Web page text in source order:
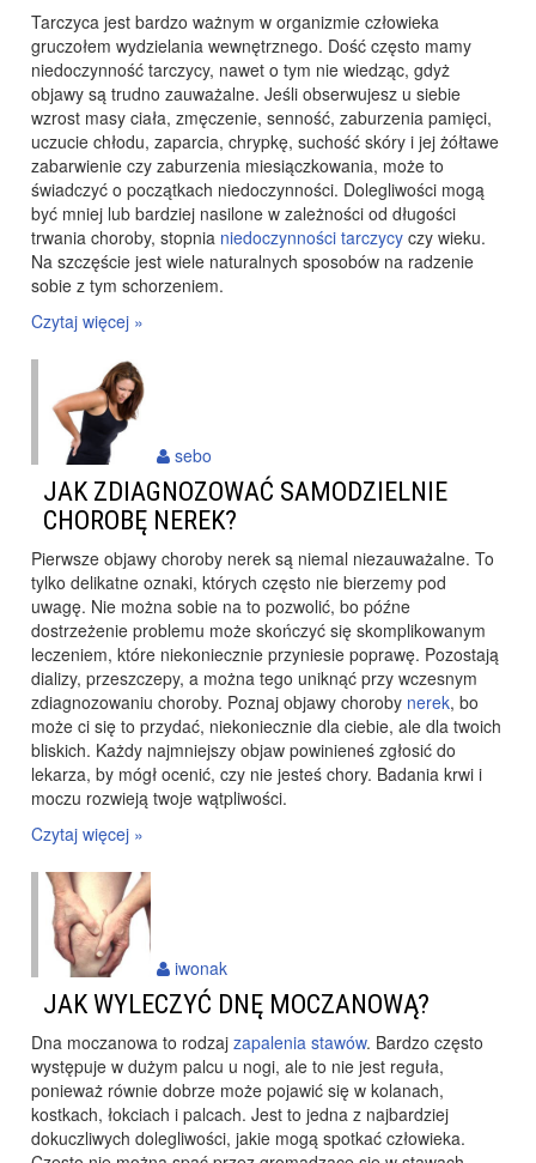
Tarczyca jest bardzo ważnym w organizmie człowieka
gruczołem wydzielania wewnętrznego. Dość często mamy
niedoczynność tarczycy, nawet o tym nie wiedząc, gdyż
objawy są trudno zauważalne. Jeśli obserwujesz u siebie
wzrost masy ciała, zmęczenie, senność, zaburzenia pamięci,
uczucie chłodu, zaparcia, chrypkę, suchość skóry i jej żółtawe
zabarwienie czy zaburzenia miesiączkowania, może to
świadczyć o początkach niedoczynności. Dolegliwości mogą
być mniej lub bardziej nasilone w zależności od długości
trwania choroby, stopnia niedoczynności tarczycy czy wieku.
Na szczęście jest wiele naturalnych sposobów na radzenie
sobie z tym schorzeniem.
Czytaj więcej »
JAK ZDIAGNOZOWAĆ SAMODZIELNIE
CHOROBĘ NEREK?
Pierwsze objawy choroby nerek są niemal niezauważalne. To
tylko delikatne oznaki, których często nie bierzemy pod
uwagę. Nie można sobie na to pozwolić, bo późne
dostrzeżenie problemu może skończyć się skomplikowanym
leczeniem, które niekoniecznie przyniesie poprawę. Pozostają
dializy, przeszczepy, a można tego uniknąć przy wczesnym
zdiagnozowaniu choroby. Poznaj objawy choroby nerek, bo
może ci się to przydać, niekoniecznie dla ciebie, ale dla twoich
bliskich. Każdy najmniejszy objaw powinieneś zgłosić do
lekarza, by mógł ocenić, czy nie jesteś chory. Badania krwi i
moczu rozwieją twoje wątpliwości.
Czytaj więcej »
sebo
JAK WYLECZYĆ DNĘ MOCZANOWĄ?
Dna moczanowa to rodzaj zapalenia stawów. Bardzo często
występuje w dużym palcu u nogi, ale to nie jest reguła,
ponieważ równie dobrze może pojawić się w kolanach,
kostkach, łokciach i palcach. Jest to jedna z najbardziej
dokuczliwych dolegliwości, jakie mogą spotkać człowieka.
iwonak